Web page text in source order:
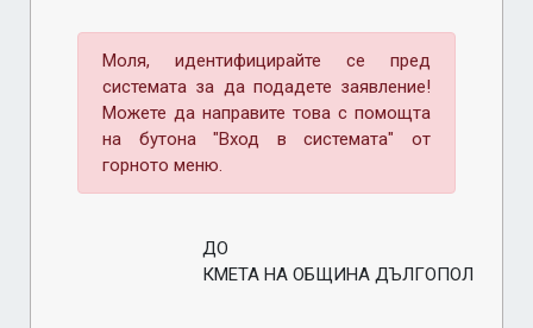
Моля, идентифицирайте се пред
системата за да подадете заявление!
Можете да направите това с помощта
на бутона "Вход в системата" от
горното меню.
ДО
КМЕТА НА ОБЩИНА ДЪЛГОПОЛ